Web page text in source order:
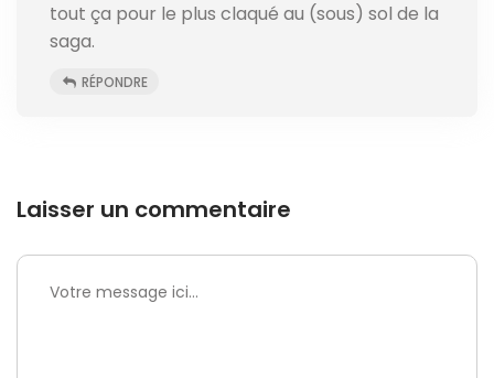
tout ça pour le plus claqué au (sous) sol de la
saga.
RÉPONDRE
Laisser un commentaire